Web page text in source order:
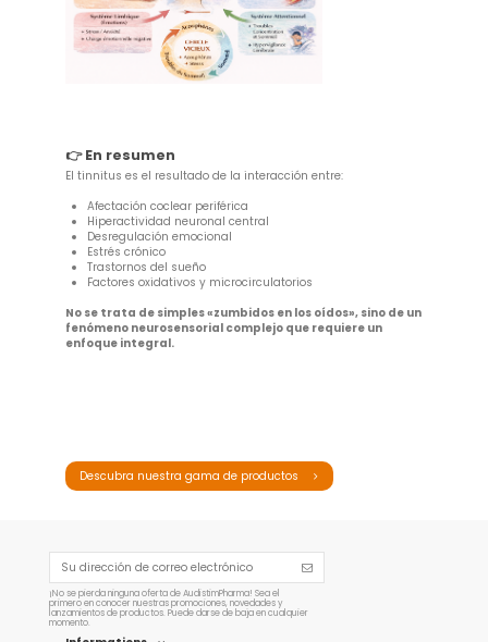
👉 En resumen
El tinnitus es el resultado de la interacción entre:
Afectación coclear periférica
Hiperactividad neuronal central
Desregulación emocional
Estrés crónico
Trastornos del sueño
Factores oxidativos y microcirculatorios
No se trata de simples «zumbidos en los oídos», sino de un
fenómeno neurosensorial complejo que requiere un
enfoque integral.
Descubra nuestra gama de productos
¡No se pierda ninguna oferta de AudistimPharma! Sea el
primero en conocer nuestras promociones, novedades y
lanzamientos de productos. Puede darse de baja en cualquier
momento.